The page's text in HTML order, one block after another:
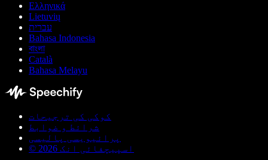
Ελληνικά
Lietuvių
עברית
Bahasa Indonesia
বাংলা
Català
Bahasa Melayu
کوکی کی ترجیحات
شرائط و ضوابط
پرائیویسی پالیسی
© اسپیچفائی انک 2026